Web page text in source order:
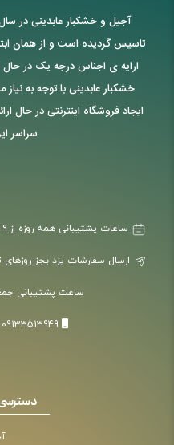
تاسیس گردیده است و از همان
ارایه ی اجناس درجه یک در حال
خشکبار عابدینی با توجه به
ایجاد فروشگاه اینترنتی در حال
سراسر
ساعت پشتیبانی جمعه
09133513949